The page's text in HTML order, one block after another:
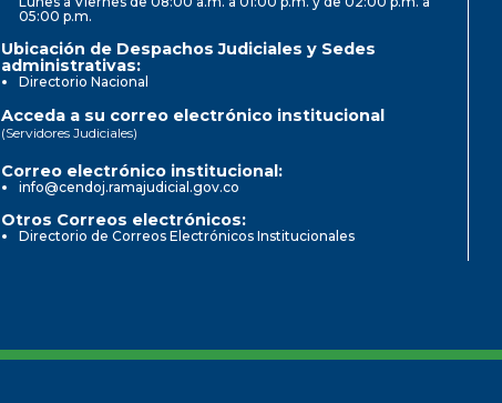
05:00 p.m.
Ubicación de Despachos Judiciales y Sedes
administrativas:
Directorio Nacional
Acceda a su correo electrónico institucional
(Servidores Judiciales)
Correo electrónico institucional:
info@cendoj.ramajudicial.gov.co
Otros Correos electrónicos:
Directorio de Correos Electrónicos Institucionales